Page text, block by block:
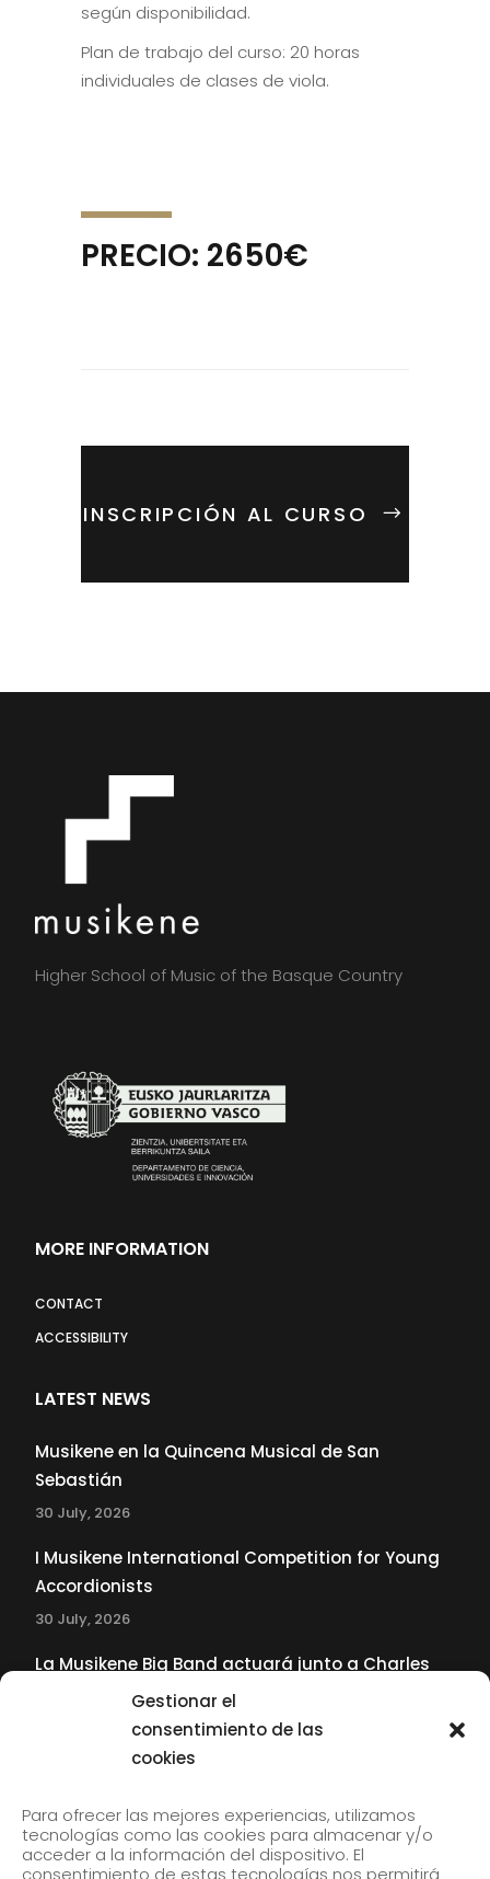
Gestionar el
consentimiento de las
cookies
Para ofrecer las mejores experiencias, utilizamos
tecnologías como las cookies para almacenar y/o
acceder a la información del dispositivo. El
consentimiento de estas tecnologías nos permitirá
según disponibilidad.
Plan de trabajo del curso: 20 horas
individuales de clases de viola.
PRECIO: 2650€
INSCRIPCIÓN AL CURSO
Higher School of Music of the Basque Country
MORE INFORMATION
CONTACT
ACCESSIBILITY
LATEST NEWS
Musikene en la Quincena Musical de San
Sebastián
30 July, 2026
I Musikene International Competition for Young
Accordionists
30 July, 2026
La Musikene Big Band actuará junto a Charles
Tolliver en el 61 Jazzaldia